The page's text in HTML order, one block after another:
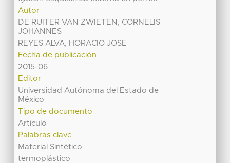
Autor
DE RUITER VAN ZWIETEN, CORNELIS
JOHANNES
REYES ALVA, HORACIO JOSE
Fecha de publicación
2015-06
Editor
Universidad Autónoma del Estado de
México
Tipo de documento
Artículo
Palabras clave
Material Sintético
termoplástico